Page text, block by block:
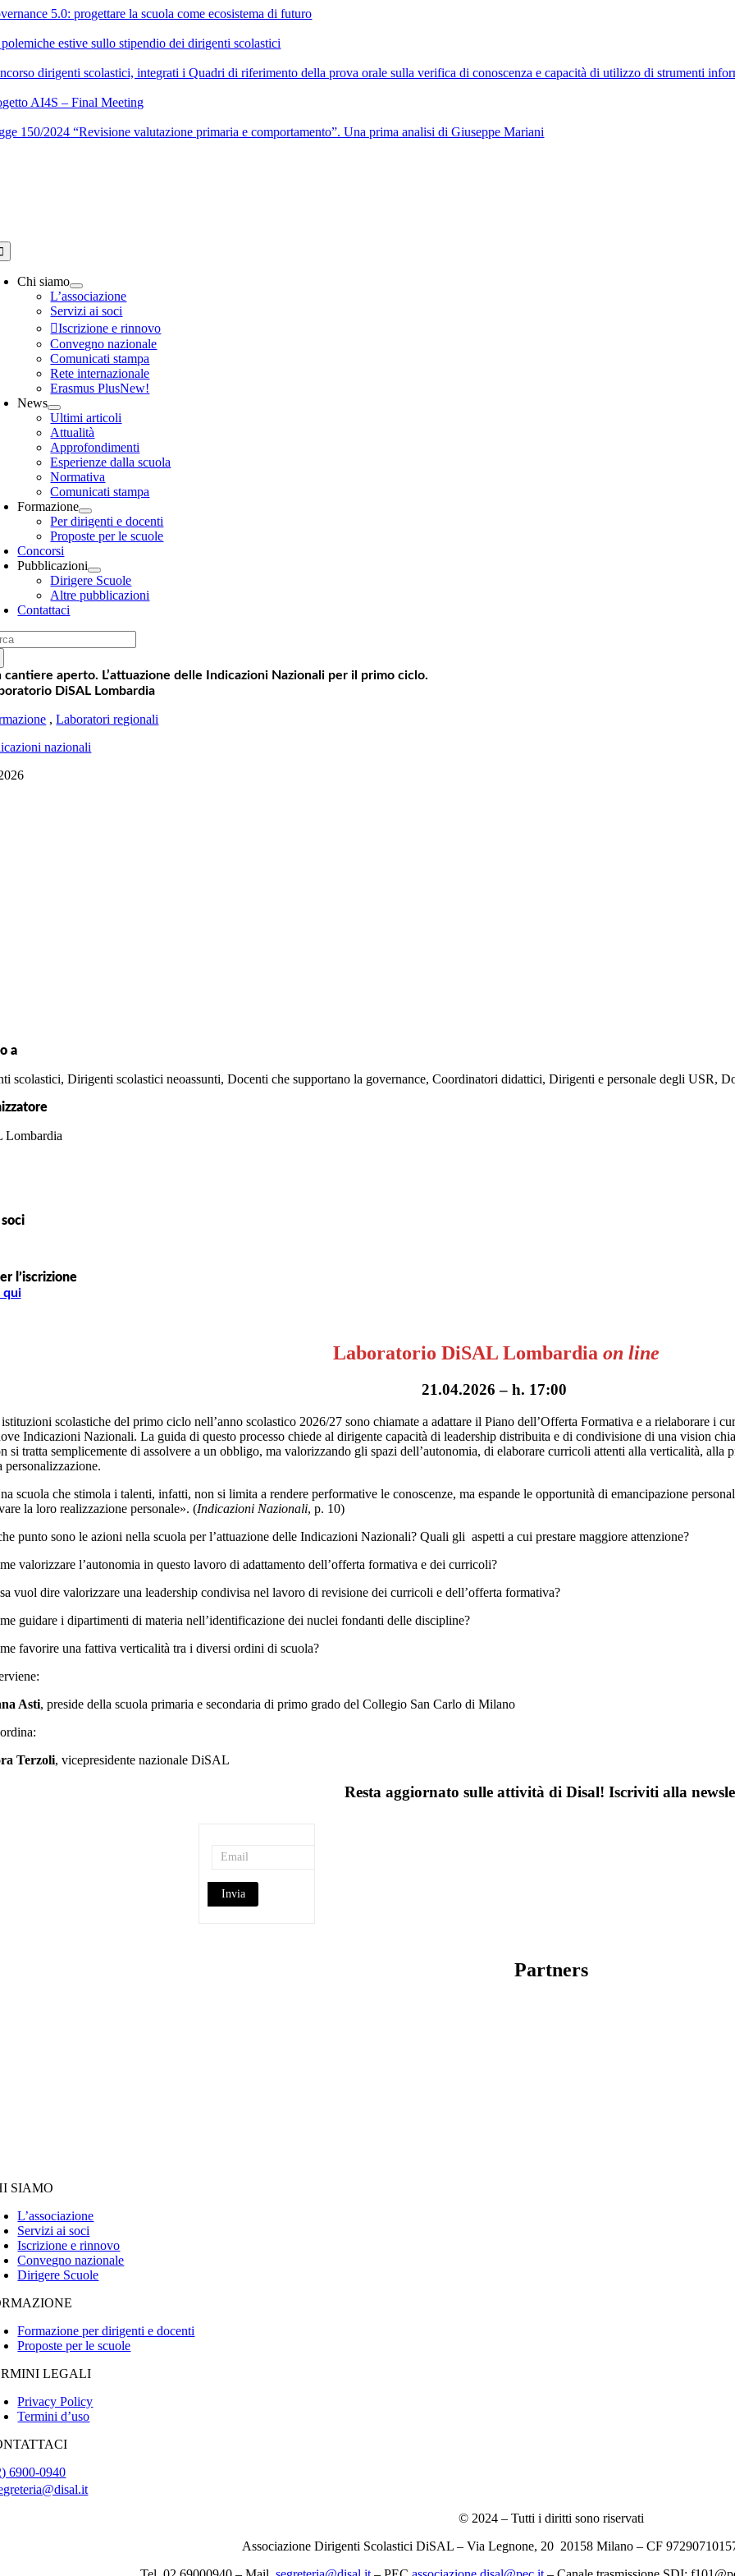
Salta
contenuto
5.0: progettare la scuola come ecosistema di futuro
estive sullo stipendio dei dirigenti scolastici
dirigenti scolastici, integrati i Quadri di riferimento della prova orale sulla verifica di conoscenza e capacità di utilizzo di strumenti
AI4S – Final Meeting
150/2024 “Revisione valutazione primaria e comportamento”. Una prima analisi di Giuseppe Mariani
Chi siamo
L’associazione
Servizi ai soci
Iscrizione e rinnovo
Convegno nazionale
Comunicati stampa
Rete internazionale
Erasmus PlusNew!
News
Ultimi articoli
Attualità
Approfondimenti
Esperienze dalla scuola
Normativa
Comunicati stampa
Formazione
Per dirigenti e docenti
Proposte per le scuole
Concorsi
Pubblicazioni
Dirigere Scuole
Altre pubblicazioni
Contattaci
cantiere aperto. L’attuazione delle Indicazioni Nazionali per il primo ciclo.
DiSAL Lombardia
,Laboratori regionali
nazionali
a
scolastici, Dirigenti scolastici neoassunti, Docenti che supportano la governance, Coordinatori didattici, Dirigenti e personale degli USR,
Lombardia
l’iscrizione
qui
Laboratorio DiSAL Lombardiaon line
21.04.2026 – h. 17:00
scolastiche del primo ciclo nell’anno scolastico 2026/27 sono chiamate a adattare il Piano dell’Offerta Formativa e a rielaborare i
Indicazioni Nazionali. La guida di questo processo chiede al dirigente capacità di leadership distribuita e di condivisione di una vision
si tratta semplicemente di assolvere a un obbligo, ma valorizzando gli spazi dell’autonomia, di elaborare curricoli attenti alla verticalità, alla
personalizzazione.
scuola che stimola i talenti, infatti, non si limita a rendere performative le conoscenze, ma espande le opportunità di emancipazione
la loro realizzazione personale». (Indicazioni Nazionali, p. 10)
punto sono le azioni nella scuola per l’attuazione delle Indicazioni Nazionali? Quali gli aspetti a cui prestare maggiore attenzione?
valorizzare l’autonomia in questo lavoro di adattamento dell’offerta formativa e dei curricoli?
vuol dire valorizzare una leadership condivisa nel lavoro di revisione dei curricoli e dell’offerta formativa?
guidare i dipartimenti di materia nell’identificazione dei nuclei fondanti delle discipline?
favorire una fattiva verticalità tra i diversi ordini di scuola?
Asti, preside della scuola primaria e secondaria di primo grado del Collegio San Carlo di Milano
Terzoli, vicepresidente nazionale DiSAL
Resta aggiornato sulle attività di Disal! Iscriviti alla
Partners
SIAMO
L’associazione
Servizi ai soci
Iscrizione e rinnovo
Convegno nazionale
Dirigere Scuole
Formazione per dirigenti e docenti
Proposte per le scuole
LEGALI
Privacy Policy
Termini d’uso
6900-0940
© 2024 – Tutti i diritti sono riservati
Associazione Dirigenti Scolastici DiSAL – Via Legnone, 20 20158 Milano – CF